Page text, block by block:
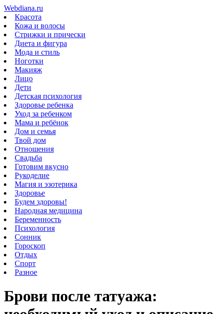
Webdiana.ru
Красота
Кожа и волосы
Стрижки и прически
Диета и фигура
Мода и стиль
Ноготки
Макияж
Лицо
Дети
Детская психология
Здоровье ребенка
Уход за ребенком
Мама и ребёнок
Дом и семья
Твой дом
Отношения
Свадьба
Готовим вкусно
Рукоделие
Магия и эзотерика
Здоровье
Будем здоровы!
Народная медицина
Беременность
Психология
Сонник
Гороскоп
Отдых
Спорт
Разное
Брови после татуажа: